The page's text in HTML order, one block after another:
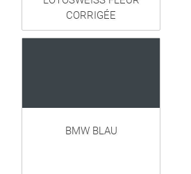
CORRIGÉE
BMW BLAU